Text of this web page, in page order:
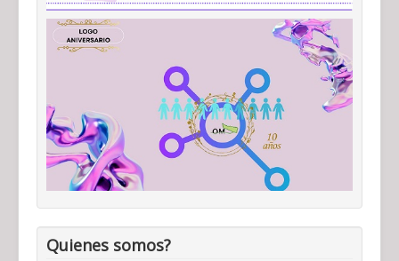
Quienes somos?